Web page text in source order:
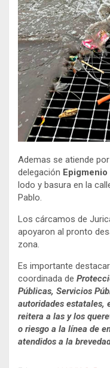
Ademas se atiende
delegación
lodo y basura en la
Pablo.
Los cárcamos de
apoyaron al pronto
zona.
Es importante
coordinada de
Públicas, Servicios
autoridades estatales,
reitera a las y los
o riesgo a la línea de
atendidos a la